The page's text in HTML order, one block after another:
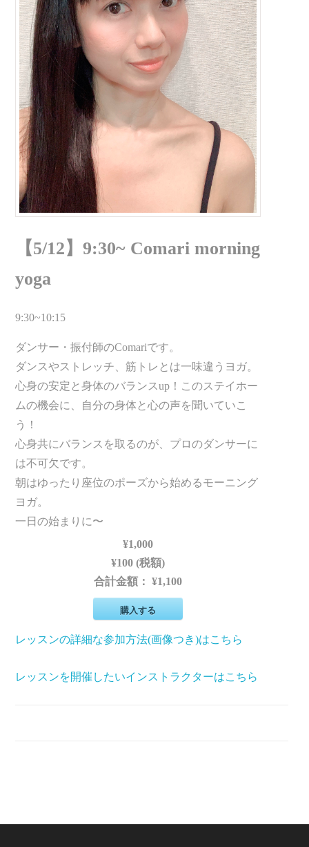
【5/12】9:30~ Comari morning
yoga
9:30~10:15
ダンサー・振付師のComariです。
ダンスやストレッチ、筋トレとは一味違うヨガ。
心身の安定と身体のバランスup！このステイホー
ムの機会に、自分の身体と心の声を聞いていこ
う！
心身共にバランスを取るのが、プロのダンサーに
は不可欠です。
朝はゆったり座位のポーズから始めるモーニング
ヨガ。
一日の始まりに〜
¥1,000
¥100 (税額)
合計金額：¥1,100
購入する
レッスンの詳細な参加方法(画像つき)はこちら
レッスンを開催したいインストラクターはこちら